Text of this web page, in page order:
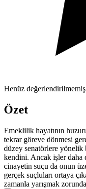
Henüz değerlendirilmemiş
Özet
Emeklilik hayatının
tekrar göreve dönmesi
düzey senatörlere yönelik
kendini. Ancak işler daha
cinayetin suçu da onun
gerçek suçluları ortaya
zamanla yarışmak